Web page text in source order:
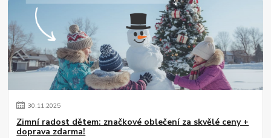
30.11.2025
Zimní radost dětem: značkové oblečení za skvělé ceny +
doprava zdarma!